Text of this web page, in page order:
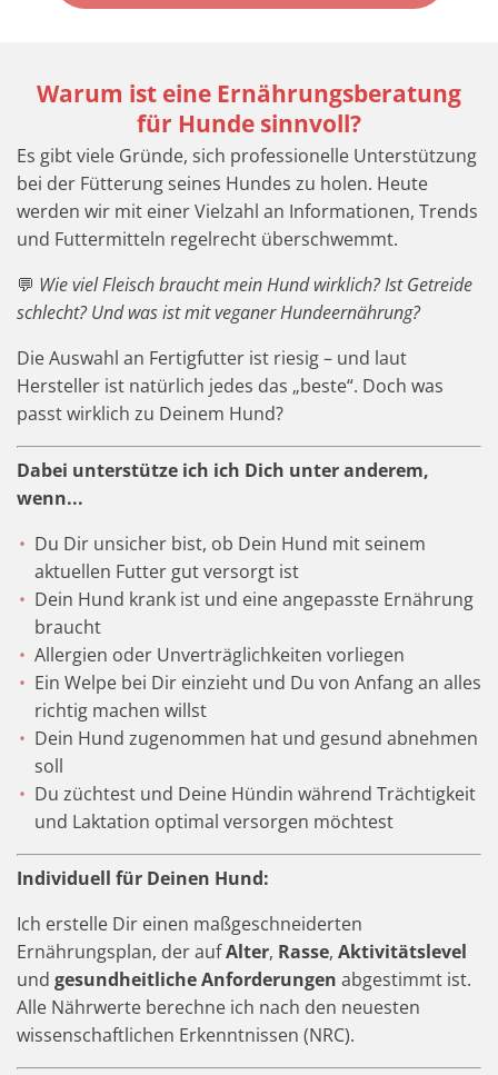
Warum ist eine Ernährungsberatung
für Hunde sinnvoll?
Es gibt viele Gründe, sich professionelle Unterstützung
bei der Fütterung seines Hundes zu holen. Heute
werden wir mit einer Vielzahl an Informationen, Trends
und Futtermitteln regelrecht überschwemmt.
💬 Wie viel Fleisch braucht mein Hund wirklich? Ist Getreide
schlecht? Und was ist mit veganer Hundeernährung?
Die Auswahl an Fertigfutter ist riesig – und laut
Hersteller ist natürlich jedes das „beste“. Doch was
passt wirklich zu Deinem Hund?
Dabei unterstütze ich ich Dich unter anderem,
wenn...
Du Dir unsicher bist, ob Dein Hund mit seinem
aktuellen Futter gut versorgt ist
Dein Hund krank ist und eine angepasste Ernährung
braucht
Allergien oder Unverträglichkeiten vorliegen
Ein Welpe bei Dir einzieht und Du von Anfang an alles
richtig machen willst
Dein Hund zugenommen hat und gesund abnehmen
soll
Du züchtest und Deine Hündin während Trächtigkeit
und Laktation optimal versorgen möchtest
Individuell für Deinen Hund:
Ich erstelle Dir einen maßgeschneiderten
Ernährungsplan, der aufAlter, Rasse, Aktivitätslevel
und gesundheitliche Anforderungen abgestimmt ist.
Alle Nährwerte berechne ich nach den neuesten
wissenschaftlichen Erkenntnissen (NRC).